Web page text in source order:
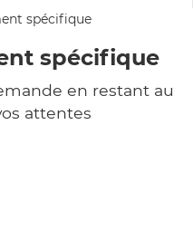
spécifique
en restant au
attentes